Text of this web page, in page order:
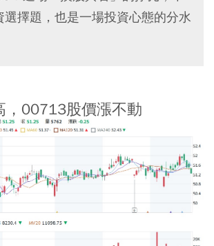
選擇題，也是一場投資心態的分水
，00713股價漲不動